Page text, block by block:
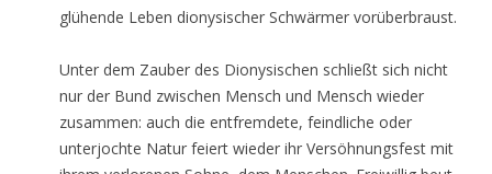
glühende Leben dionysischer Schwärmer vorüberbraust.
Unter dem Zauber des Dionysischen schließt sich nicht
nur der Bund zwischen Mensch und Mensch wieder
zusammen: auch die entfremdete, feindliche oder
unterjochte Natur feiert wieder ihr Versöhnungsfest mit